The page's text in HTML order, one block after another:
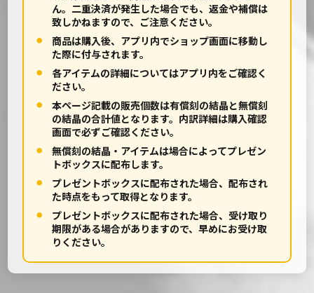
ん。二重決済が発生した場合でも、返金や補償は
致しかねますので、ご注意ください。
商品は購入後、アプリ内でショップ画面に移動し
た際に付与されます。
各アイテムの詳細についてはアプリ内をご確認く
ださい。
本ページ記載の販売個数は有償刻の結晶と無償刻
の結晶の合計値となります。内訳詳細は購入確認
画面で必ずご確認ください。
無償刻の結晶・アイテムは場合によってプレゼン
トボックスに配布します。
プレゼントボックスに配布された場合、配布され
た時点をもって取得となります。
プレゼントボックスに配布された場合、受け取り
期限がある場合がありますので、早めにお受け取
りください。